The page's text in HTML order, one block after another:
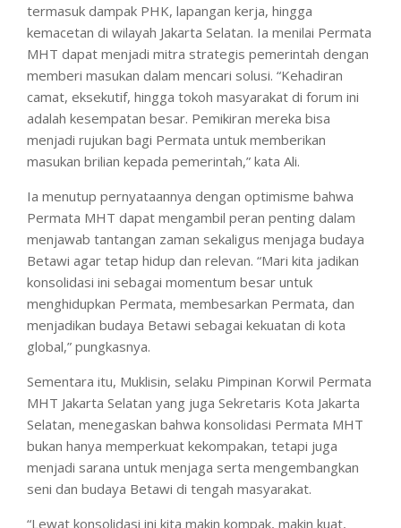
termasuk dampak PHK, lapangan kerja, hingga
kemacetan di wilayah Jakarta Selatan. Ia menilai Permata
MHT dapat menjadi mitra strategis pemerintah dengan
memberi masukan dalam mencari solusi. “Kehadiran
camat, eksekutif, hingga tokoh masyarakat di forum ini
adalah kesempatan besar. Pemikiran mereka bisa
menjadi rujukan bagi Permata untuk memberikan
masukan brilian kepada pemerintah,” kata Ali.
Ia menutup pernyataannya dengan optimisme bahwa
Permata MHT dapat mengambil peran penting dalam
menjawab tantangan zaman sekaligus menjaga budaya
Betawi agar tetap hidup dan relevan. “Mari kita jadikan
konsolidasi ini sebagai momentum besar untuk
menghidupkan Permata, membesarkan Permata, dan
menjadikan budaya Betawi sebagai kekuatan di kota
global,” pungkasnya.
Sementara itu, Muklisin, selaku Pimpinan Korwil Permata
MHT Jakarta Selatan yang juga Sekretaris Kota Jakarta
Selatan, menegaskan bahwa konsolidasi Permata MHT
bukan hanya memperkuat kekompakan, tetapi juga
menjadi sarana untuk menjaga serta mengembangkan
seni dan budaya Betawi di tengah masyarakat.
“Lewat konsolidasi ini kita makin kompak, makin kuat,